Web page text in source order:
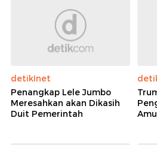
detikInet
Penangkap Lele Jumbo
Meresahkan akan Dikasih
Duit Pemerintah